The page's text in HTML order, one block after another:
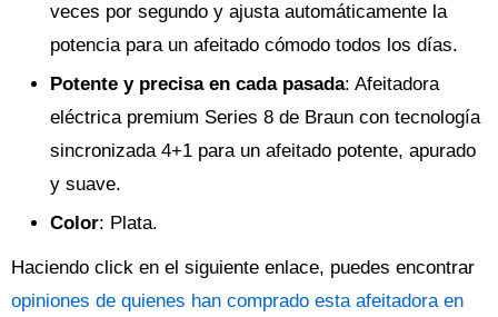
veces por segundo y ajusta automáticamente la
potencia para un afeitado cómodo todos los días.
Potente y precisa en cada pasada: Afeitadora
eléctrica premium Series 8 de Braun con tecnología
sincronizada 4+1 para un afeitado potente, apurado
y suave.
Color: Plata.
Haciendo click en el siguiente enlace, puedes encontrar
opiniones de quienes han comprado esta afeitadora en